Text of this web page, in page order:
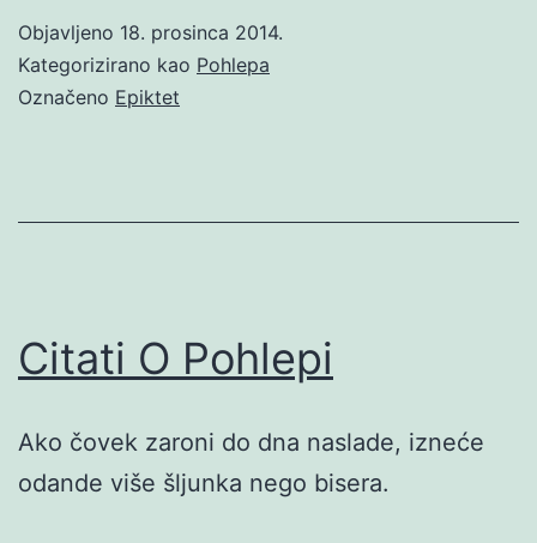
Objavljeno 18. prosinca 2014.
Kategorizirano kao Pohlepa
Označeno Epiktet
Citati O Pohlepi
Ako čovek zaroni do dna naslade, izneće
odande više šljunka nego bisera.